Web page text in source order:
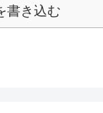
書き込む